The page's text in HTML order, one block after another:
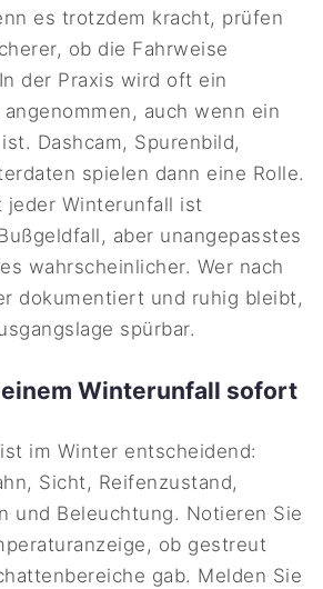
es trotzdem kracht, prüfen
ob die Fahrweise
der Praxis wird oft ein
angenommen, auch wenn ein
Dashcam, Spurenbild,
spielen dann eine Rolle.
Winterunfall ist
aber unangepasstes
wahrscheinlicher. Wer nach
dokumentiert und ruhig bleibt,
spürbar.
einem Winterunfall sofort
ist im Winter entscheidend:
Sicht, Reifenzustand,
und Beleuchtung. Notieren Sie
ob gestreut
gab. Melden Sie